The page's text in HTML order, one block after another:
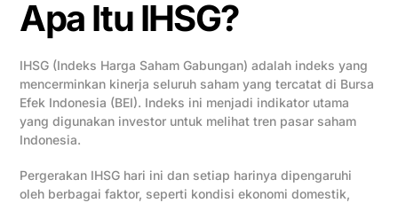
Apa Itu IHSG?
IHSG (Indeks Harga Saham Gabungan) adalah indeks yang
mencerminkan kinerja seluruh saham yang tercatat di Bursa
Efek Indonesia (BEI). Indeks ini menjadi indikator utama
yang digunakan investor untuk melihat tren pasar saham
Indonesia.
Pergerakan IHSG hari ini dan setiap harinya dipengaruhi
oleh berbagai faktor, seperti kondisi ekonomi domestik,